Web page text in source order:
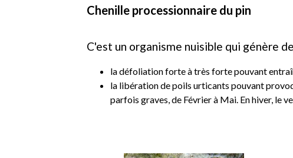
Chenille processionnaire du pin
C'est un organisme nuisible qui génère
la défoliation forte à très forte pouvant
la libération de poils urticants pouvant
parfois graves, de Février à Mai. En hiver, le